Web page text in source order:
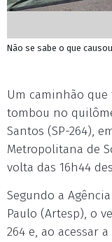
Não se sabe o que
Um caminhão
tombou no
Santos (SP-264),
Metropolitana de
volta das 16h44
Segundo a
Paulo (Artesp), o
264 e, ao acessar